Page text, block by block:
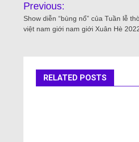
Previous:
Show diễn “bùng nổ” của Tuần lễ
việt nam giới nam giới Xuân Hè
RELATED POSTS